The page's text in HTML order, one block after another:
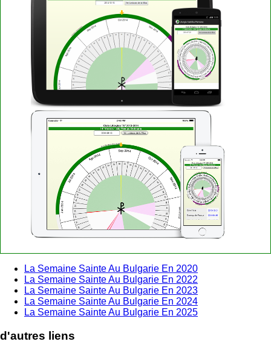
La Semaine Sainte Au Bulgarie En 2020
La Semaine Sainte Au Bulgarie En 2022
La Semaine Sainte Au Bulgarie En 2023
La Semaine Sainte Au Bulgarie En 2024
La Semaine Sainte Au Bulgarie En 2025
d'autres liens